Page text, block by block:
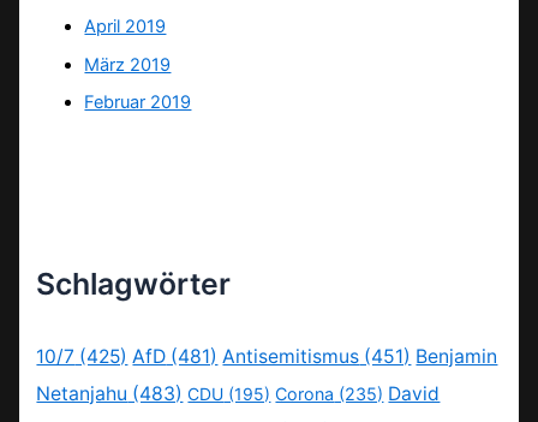
April 2019
März 2019
Februar 2019
Schlagwörter
10/7 (425) AfD (481) Antisemitismus (451) Benjamin
Netanjahu (483) CDU (195) Corona (235) David